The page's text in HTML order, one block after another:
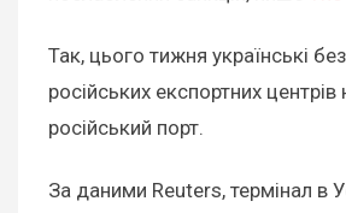
Так, цього тижня українські
російських експортних
російський порт.
За даними Reuters, термінал в